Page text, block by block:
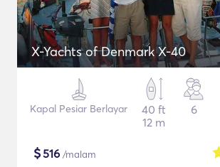
X-Yachts of Denmark X-40
Kapal Pesiar Berlayar
40 ft
12 m
6
$516 /malam